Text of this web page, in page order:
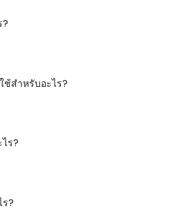
ช้สำหรับอะไร?
ร?
?